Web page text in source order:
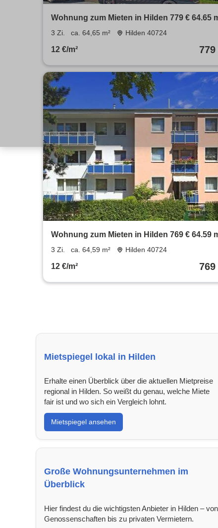
Wohnung zum Mieten in Hilden 779 € 64.65
3 Zi. ca. 64,65 m² Hilden 40724
12 €/m² 779
Wohnung zum Mieten in Hilden 769 € 64.59
3 Zi. ca. 64,59 m² Hilden 40724
12 €/m² 769
Mietspiegel lokal in Hilden
Erhalte einen Überblick über die aktuellen Mietpreise
regional in Hilden. So weißt du genau, welche Miete
fair ist und wo sich ein Vergleich lohnt.
Mietspiegel ansehen
Große Wohnungsunternehmen im
Überblick
Hier findest du die wichtigsten Anbieter in Hilden – von
Genossenschaften bis zu privaten Vermietern.